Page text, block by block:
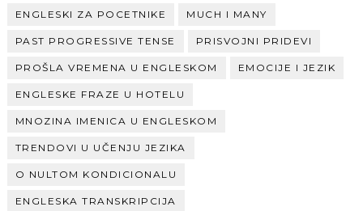
ENGLESKI ZA POCETNIKE MUCH I MANY
PAST PROGRESSIVE TENSE PRISVOJNI PRIDEVI
PROŠLA VREMENA U ENGLESKOM EMOCIJE I JEZIK
ENGLESKE FRAZE U HOTELU
MNOZINA IMENICA U ENGLESKOM
TRENDOVI U UČENJU JEZIKA
O NULTOM KONDICIONALU
ENGLESKA TRANSKRIPCIJA